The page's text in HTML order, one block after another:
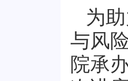
为
与风
院承